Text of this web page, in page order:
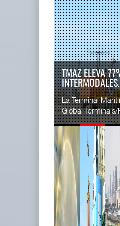
EE.UU.
MEXIC...
La
siglas en inglés)
05
05